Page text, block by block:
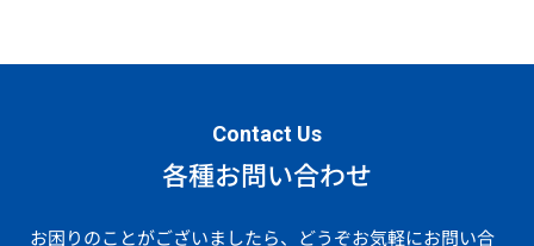
Contact Us
各種お問い合わせ
お困りのことがございましたら、どうぞお気軽にお問い合